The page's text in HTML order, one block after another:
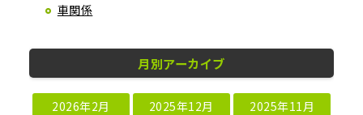
車関係
月別アーカイブ
2026年2月 2025年12月
2025年11月